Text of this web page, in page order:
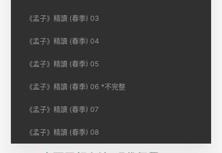
《孟子》精讀 (春季) 03
《孟子》精讀 (春季) 04
《孟子》精讀 (春季) 05
《孟子》精讀 (春季) 06 *不完整
《孟子》精讀 (春季) 07
《孟子》精讀 (春季) 08